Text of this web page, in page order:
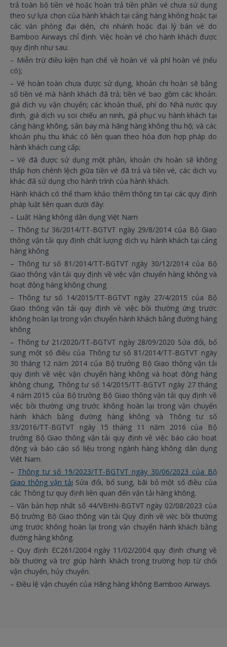
trả toàn bộ tiền vé hoặc hoàn trả tiền phần vé chưa sử dụng
theo sự lựa chọn của hành khách tại cảng hàng không hoặc tại
các văn phòng đại diện, chi nhánh hoặc đại lý bán vé do
Bamboo Airways chỉ định. Việc hoàn vé cho hành khách được
quy định như sau:
– Miễn trừ điều kiện hạn chế về hoàn vé và phí hoàn vé (nếu
có);
– Vé hoàn toàn chưa được sử dụng, khoản chi hoàn sẽ bằng
số tiền vé mà hành khách đã trả; tiền vé bao gồm các khoản:
giá dịch vụ vận chuyển; các khoản thuế, phí do Nhà nước quy
định, giá dịch vụ soi chiếu an ninh, giá phục vụ hành khách tại
cảng hàng không, sân bay mà hãng hàng không thu hộ; và các
khoản phụ thu khác có liên quan theo hóa đơn hợp pháp do
hành khách cung cấp;
– Vé đã được sử dụng một phần, khoản chi hoàn sẽ không
thấp hơn chênh lệch giữa tiền vé đã trả và tiền vé, các dịch vụ
khác đã sử dụng cho hành trình của hành khách.
Hành khách có thể tham khảo thêm thông tin tại các quy định
pháp luật liên quan dưới đây:
– Luật Hàng không dân dụng Việt Nam
– Thông tư 36/2014/TT-BGTVT ngày 29/8/2014 của Bộ Giao
thông vận tải quy định chất lượng dịch vụ hành khách tại cảng
hàng không
– Thông tư số 81/2014/TT-BGTVT ngày 30/12/2014 của Bộ
Giao thông vận tải quy định về việc vận chuyển hàng không và
hoạt động hàng không chung
– Thông tư số 14/2015/TT-BGTVT ngày 27/4/2015 của Bộ
Giao thông vận tải quy định về việc bồi thường ứng trước
không hoàn lại trong vận chuyển hành khách bằng đường hàng
không
– Thông tư 21/2020/TT-BGTVT ngày 28/09/2020 Sửa đổi, bổ
sung một số điều của Thông tư số 81/2014/TT-BGTVT ngày
30 tháng 12 năm 2014 của Bộ trưởng Bộ Giao thông vận tải
quy định về việc vận chuyển hàng không và hoạt động hàng
không chung, Thông tư số 14/2015/TT-BGTVT ngày 27 tháng
4 năm 2015 của Bộ trưởng Bộ Giao thông vận tải quy định về
việc bồi thường ứng trước không hoàn lại trong vận chuyển
hành khách bằng đường hàng không và Thông tư số
33/2016/TT-BGTVT ngày 15 tháng 11 năm 2016 của Bộ
trưởng Bộ Giao thông vận tải quy định về việc báo cáo hoạt
động và báo cáo số liệu trong ngành hàng không dân dụng
Việt Nam.
– Thông tư số 19/2023/TT-BGTVT ngày 30/06/2023 của Bộ
Giao thông vận tải Sửa đổi, bổ sung, bãi bỏ một số điều của
các Thông tư quy định liên quan đến vận tải hàng không.
– Văn bản hợp nhất số 44/VBHN-BGTVT ngày 02/08/2023 của
Bộ trưởng Bộ Giao thông vận tải Quy định về việc bồi thường
ứng trước không hoàn lại trong vận chuyển hành khách bằng
đường hàng không.
– Quy định EC261/2004 ngày 11/02/2004 quy định chung về
bồi thường và trợ giúp hành khách trong trường hợp từ chối
vận chuyển, hủy chuyến.
– Điều lệ vận chuyển của Hãng hàng không Bamboo Airways.